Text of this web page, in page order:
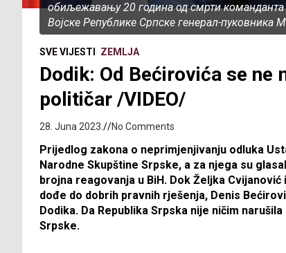
обиљежавању 20 година од смрти
Војске Републике Српске генерал-
SVE VIJESTI ZEMLJA
Dodik: Od Bećirovića se ne
političar /VIDEO/
28. Juna 2023. No Comments
Prijedlog zakona o neprimjenjivanju odluka
Narodne Skupštine Srpske, a za njega su
brojna reagovanja u BiH. Dok Željka
dođe do dobrih pravnih rješenja, Denis
Dodika. Da Republika Srpska nije ničim
Srpske.